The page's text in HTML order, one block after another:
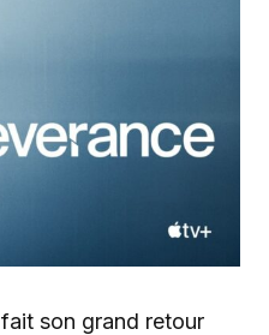
fait son grand retour